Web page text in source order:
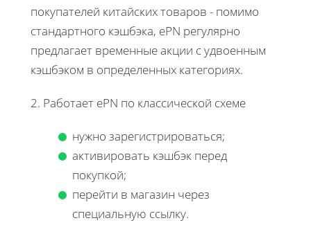
покупателей китайских товаров - помимо
стандартного кэшбэка, ePN регулярно
предлагает временные акции с удвоенным
кэшбэком в определенных категориях.
2. Работает ePN по классической схеме
нужно зарегистрироваться;
активировать кэшбэк перед
покупкой;
перейти в магазин через
специальную ссылку.